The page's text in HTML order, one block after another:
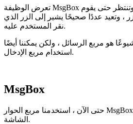
تعرض الوظيفة MsgBox رسالة في مربع حوار ، وتنتظر حتى يقوم
، وتعيد عددًا صحيحًا يشير إلى الزر الذي
نقر المستخدم عليه.
هو مربع الرسائل ، ولكن يمكننا أيضًا
استخدام مربع الإدخال.
MsgBox
حتى الآن ، استخدمنا مربع الحوار MsgBox لعرض المعلومات على
الشاشة.